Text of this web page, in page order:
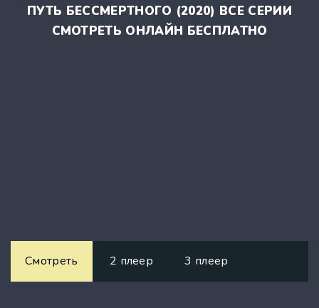
ПУТЬ БЕССМЕРТНОГО (2020) ВСЕ СЕРИИ
СМОТРЕТЬ ОНЛАЙН БЕСПЛАТНО
Смотреть 2 плеер 3 плеер